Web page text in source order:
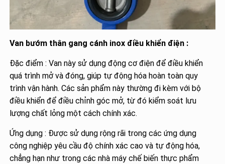
Van bướm thân gang cánh inox điều khiển điện :
Đặc điểm : Van này sử dụng động cơ điện để điều khiển
quá trình mở và đóng, giúp tự động hóa hoàn toàn quy
trình vận hành. Các sản phẩm này thường đi kèm với bộ
điều khiển để điều chỉnh góc mở, từ đó kiểm soát lưu
lượng chất lỏng một cách chính xác.
Ứng dụng : Được sử dụng rộng rãi trong các ứng dụng
công nghiệp yêu cầu độ chính xác cao và tự động hóa,
chẳng hạn như trong các nhà máy chế biến thực phẩm